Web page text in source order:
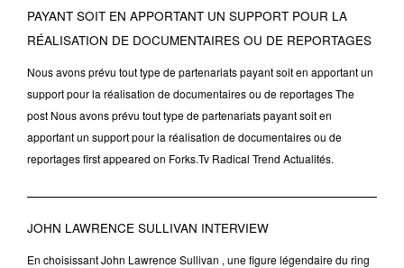
PAYANT SOIT EN APPORTANT UN SUPPORT POUR LA
RÉALISATION DE DOCUMENTAIRES OU DE REPORTAGES
Nous avons prévu tout type de partenariats payant soit en apportant un
support pour la réalisation de documentaires ou de reportages The
post Nous avons prévu tout type de partenariats payant soit en
apportant un support pour la réalisation de documentaires ou de
reportages first appeared on Forks.Tv Radical Trend Actualités.
JOHN LAWRENCE SULLIVAN INTERVIEW
En choisissant John Lawrence Sullivan , une figure légendaire du ring